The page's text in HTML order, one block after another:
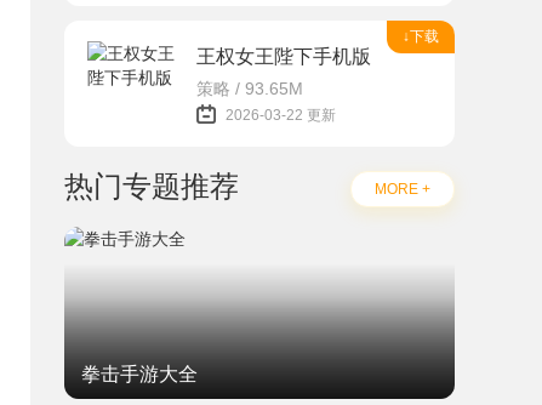
↓下载
王权女王陛下手机版
策略 / 93.65M
2026-03-22 更新
热门专题推荐 MORE +
拳击手游大全